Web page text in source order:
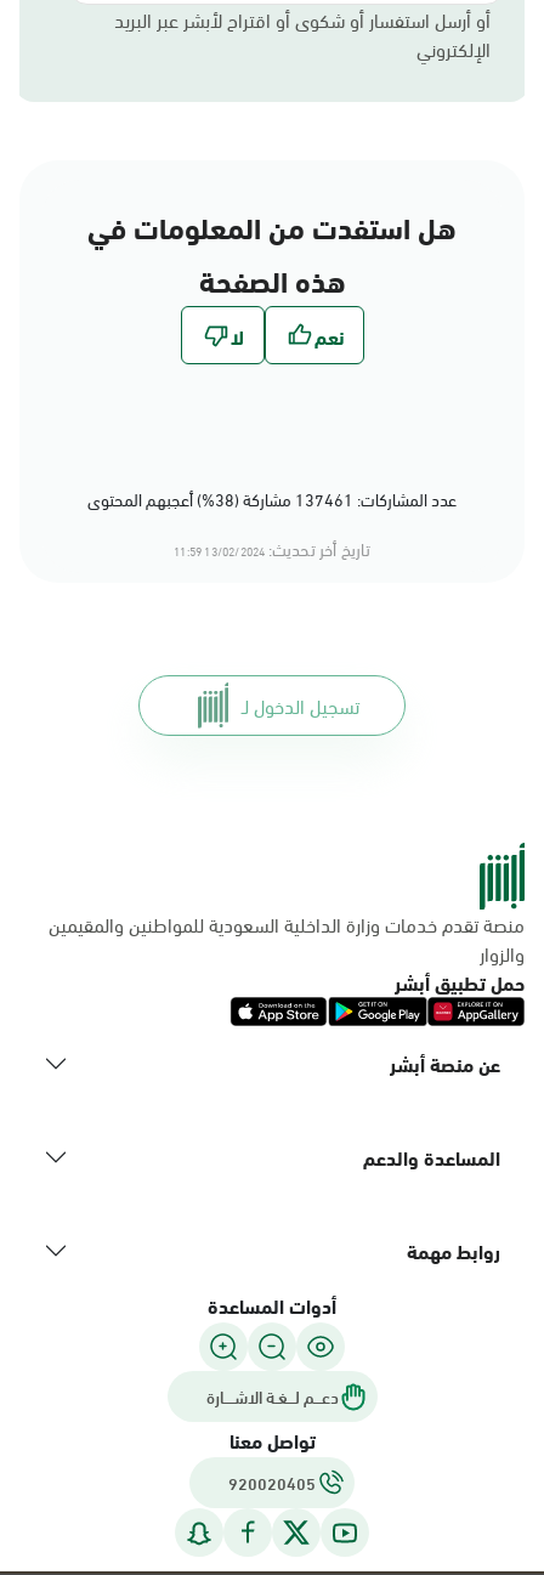
أو أرسل استفسار أو شكوى أو اقتراح لأبشر عبر البريد
الإلكتروني
هل استفدت من المعلومات في
هذه الصفحة
عدد المشاركات: 137461 مشاركة (38%) أعجبهم المحتوى
تاريخ أخر تحديث: 13/02/2024 11:59
تسجيل الدخول لـ
منصة تقدم خدمات وزارة الداخلية السعودية للمواطنين والمقيمين
والزوار
حمل تطبيق أبشر
عن منصة أبشر
المساعدة والدعم
روابط مهمة
أدوات المساعدة
دعـــم لـــغـة الاشــــارة
تواصل معنا
920020405